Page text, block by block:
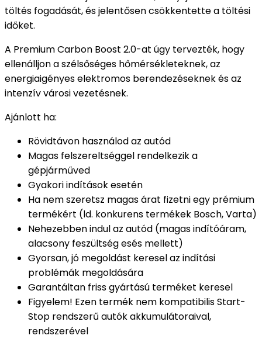
töltés fogadását, és jelentősen csökkentette a töltési
időket.
A Premium Carbon Boost 2.0-at úgy tervezték, hogy
ellenálljon a szélsőséges hőmérsékleteknek, az
energiaigényes elektromos berendezéseknek és az
intenzív városi vezetésnek.
Ajánlott ha:
Rövidtávon használod az autód
Magas felszereltséggel rendelkezik a
gépjárműved
Gyakori indítások esetén
Ha nem szeretsz magas árat fizetni egy prémium
termékért (ld. konkurens termékek Bosch, Varta)
Nehezebben indul az autód (magas indítóáram,
alacsony feszültség esés mellett)
Gyorsan, jó megoldást keresel az indítási
problémák megoldására
Garantáltan friss gyártású terméket keresel
Figyelem! Ezen termék nem kompatibilis Start-
Stop rendszerű autók akkumulátoraival,
rendszerével